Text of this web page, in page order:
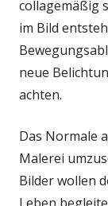
collagemäßig
im Bild
neue
achten.
Das Normale
Malerei
Bilder wollen